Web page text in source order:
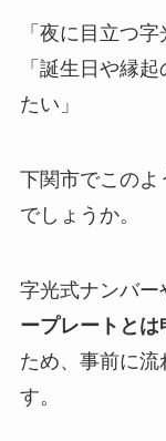
「夜に目立つ
「誕生日や縁
たい」
下関市でこのよ
でしょうか。
字光式ナンバー
ープレートと
ため、事前に
す。